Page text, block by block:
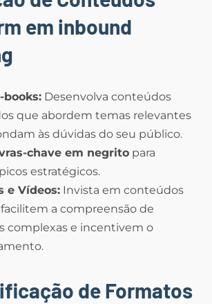
em inbound
books: Desenvolva conteúdos
que abordem temas relevantes
às dúvidas do seu público.
chave em negrito para
estratégicos.
e Vídeos: Invista em conteúdos
a compreensão de
complexas e incentivem o
de Formatos